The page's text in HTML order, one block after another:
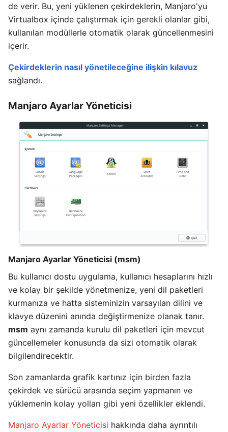
de verir. Bu, yeni yüklenen çekirdeklerin, Manjaro'yu
Virtualbox içinde çalıştırmak için gerekli olanlar gibi,
kullanılan modüllerle otomatik olarak güncellenmesini
içerir.
Çekirdeklerin nasıl yönetileceğine ilişkin kılavuz
sağlandı.
Manjaro Ayarlar Yöneticisi
Manjaro Ayarlar Yöneticisi (msm)
Bu kullanıcı dostu uygulama, kullanıcı hesaplarını hızlı
ve kolay bir şekilde yönetmenize, yeni dil paketleri
kurmanıza ve hatta sisteminizin varsayılan dilini ve
klavye düzenini anında değiştirmenize olanak tanır.
msm aynı zamanda kurulu dil paketleri için mevcut
güncellemeler konusunda da sizi otomatik olarak
bilgilendirecektir.
Son zamanlarda grafik kartınız için birden fazla
çekirdek ve sürücü arasında seçim yapmanın ve
yüklemenin kolay yolları gibi yeni özellikler eklendi.
Manjaro Ayarlar Yöneticisi hakkında daha ayrıntılı